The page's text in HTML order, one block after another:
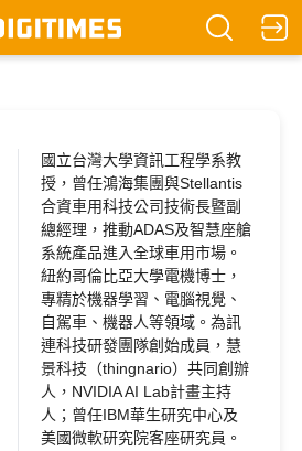
國立台灣大學資訊工程學系教
授，曾任鴻海集團與Stellantis
合資車用科技公司技術長暨副
總經理，推動ADAS及智慧座艙
系統產品進入全球車用市場。
紐約哥倫比亞大學電機博士，
專精於機器學習、電腦視覺、
自駕車、機器人等領域。為訊
連科技研發團隊創始成員，慧
景科技（thingnario）共同創辦
人，NVIDIA AI Lab計畫主持
人；曾任IBM華生研究中心及
美國微軟研究院客座研究員。